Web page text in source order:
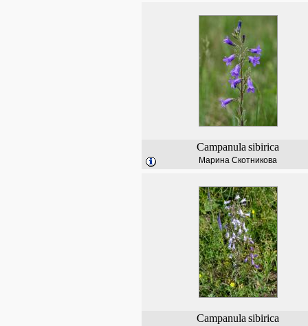
Campanula sibirica
Марина Скотникова
Campanula sibirica